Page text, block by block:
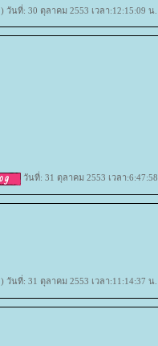
) วันที่: 30 ตุลาคม 2553 เวลา:12:15:09 น.
วันที่: 31 ตุลาคม 2553 เวลา
) วันที่: 31 ตุลาคม 2553 เวลา:11:14:37 น.